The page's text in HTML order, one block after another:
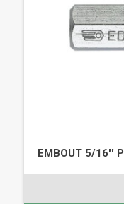
EMBOUT 5/16''